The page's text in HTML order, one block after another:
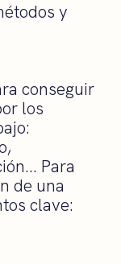
y
conseguir
los
Para
de una
clave: